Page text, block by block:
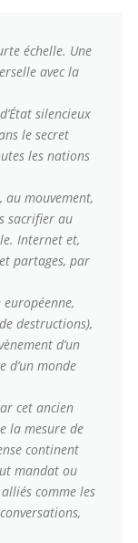
échelle. Une
avec la
silencieux
le secret
les nations
au mouvement,
sacrifier au
Internet et,
partages, par
destructions),
d’un
d’un monde
cet ancien
la mesure de
continent
mandat ou
comme les